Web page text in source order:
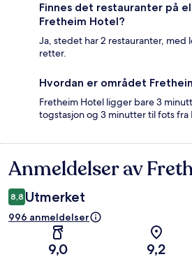
Finnes det restauranter på
Fretheim Hotel?
Ja, stedet har 2 restauranter, med
retter.
Hvordan er området
Fretheim Hotel ligger bare 3
togstasjon og 3 minutter til fots fra
Anmeldelser
Anmeldelser av
8,8 Utmerket
996 anmeldelser
9,0 9,2